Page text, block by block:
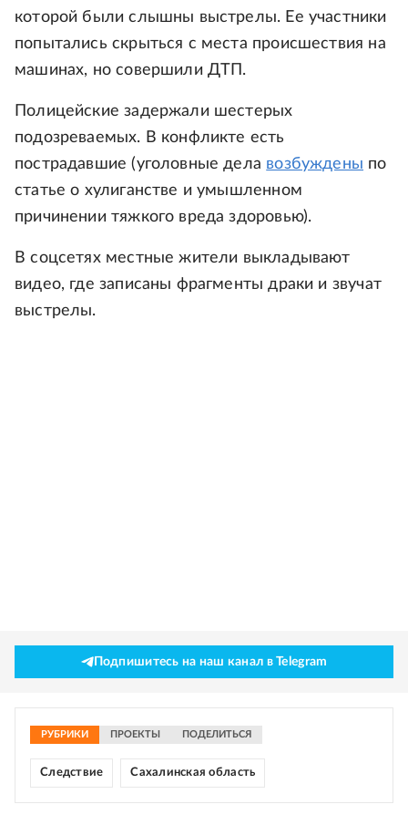
которой были слышны выстрелы. Ее участники
попытались скрыться с места происшествия на
машинах, но совершили ДТП.
Полицейские задержали шестерых
подозреваемых. В конфликте есть
пострадавшие (уголовные дела возбуждены по
статье о хулиганстве и умышленном
причинении тяжкого вреда здоровью).
В соцсетях местные жители выкладывают
видео, где записаны фрагменты драки и звучат
выстрелы.
Подпишитесь на наш канал в Telegram
РУБРИКИ ПРОЕКТЫ ПОДЕЛИТЬСЯ
Следствие Сахалинская область